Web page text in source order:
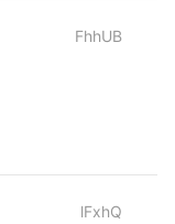
FhhUB
lFxhQ